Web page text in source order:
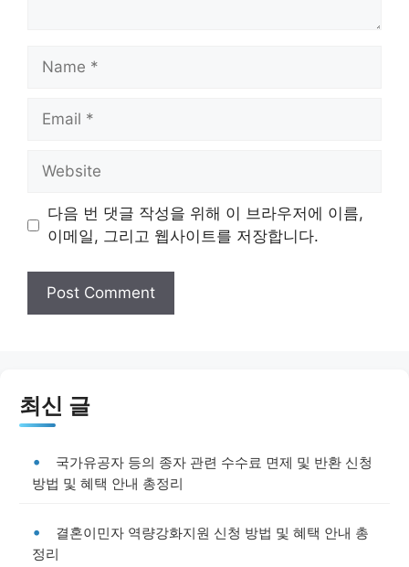
Name
Email
Website
다음 번 댓글 작성을 위해 이 브라우저에 이름,
이메일, 그리고 웹사이트를 저장합니다.
최신 글
국가유공자 등의 종자 관련 수수료 면제 및 반환 신청
방법 및 혜택 안내 총정리
결혼이민자 역량강화지원 신청 방법 및 혜택 안내 총
정리